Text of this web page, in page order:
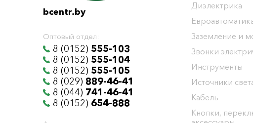
bcentr.by
Оптовый отдел:
8 (0152) 555-103
8 (0152) 555-104
8 (0152) 555-105
8 (029) 889-46-41
8 (044) 741-46-41
8 (0152) 654-888
Диэлектрика
Заземление и
Звонки
Инструменты
Источники
Кабель
Кнопки,